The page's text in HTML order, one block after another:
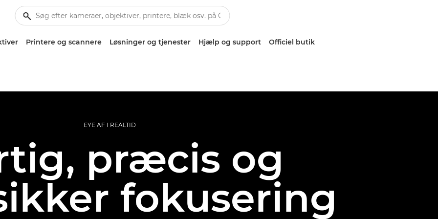
Printere og scannere Løsninger og tjenester Hjælp og support Officiel butik
EYE AF I REALTID
præcis og
fokusering